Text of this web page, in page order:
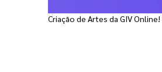
Criação de Artes da GIV Online!